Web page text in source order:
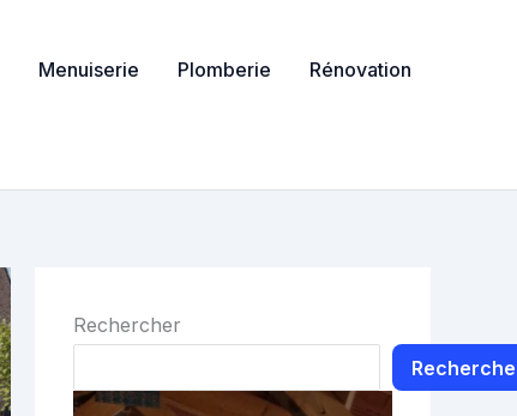
Menuiserie Plomberie Rénovation
Rechercher